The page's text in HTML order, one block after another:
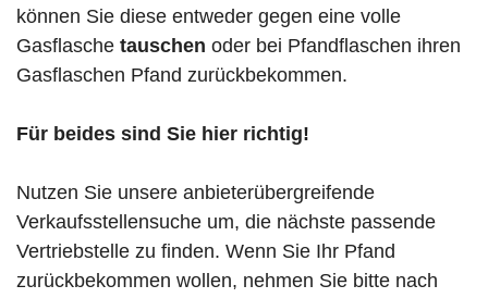
können Sie diese entweder gegen eine volle
Gasflasche tauschen oder bei Pfandflaschen ihren
Gasflaschen Pfand zurückbekommen.
Für beides sind Sie hier richtig!
Nutzen Sie unsere anbieterübergreifende
Verkaufsstellensuche um, die nächste passende
Vertriebstelle zu finden. Wenn Sie Ihr Pfand
zurückbekommen wollen, nehmen Sie bitte nach